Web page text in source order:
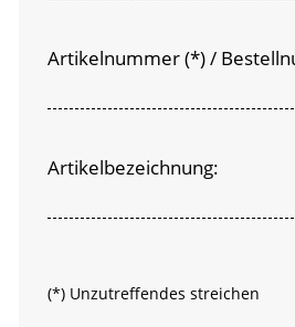
Artikelnummer (*) /
Artikelbezeichnung:
(*) Unzutreffendes streichen